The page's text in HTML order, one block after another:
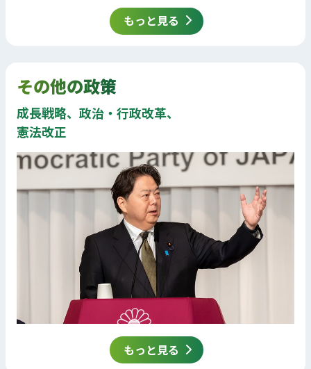
もっと見る
その他の政策
成長戦略、政治・行政改革、
憲法改正
もっと見る